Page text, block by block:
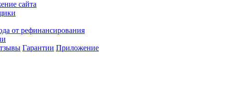
сайта
от рефинансирования
Гарантии Приложение